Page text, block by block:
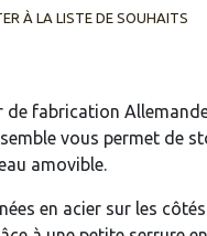
À LA LISTE DE SOUHAITS
de fabrication
vous permet de
amovible.
en acier sur les